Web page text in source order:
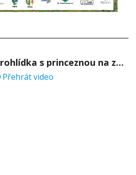
Prohlídka s princeznou na zámku Stekník
Přehrát video